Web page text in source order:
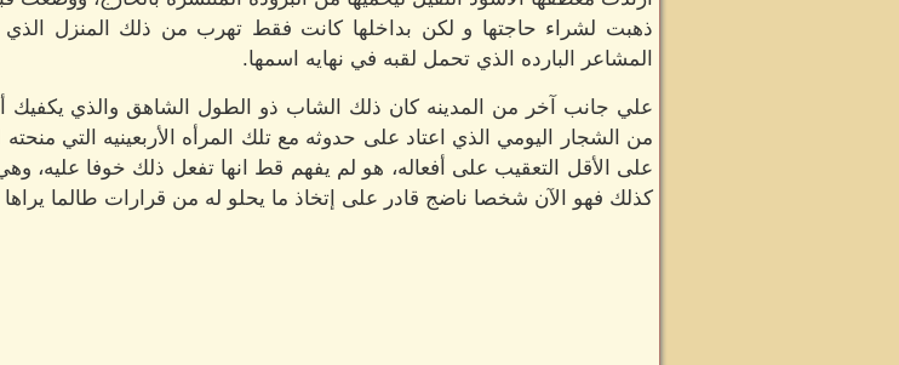
ذهبت لشراء حاجتها و لكن بداخلها كانت فقط تهرب من ذلك المنزل
المشاعر البارده الذي تحمل لقبه في نهايه اسمها.
علي جانب آخر من المدينه كان ذلك الشاب ذو الطول الشاهق والذي يكفيك أن
من الشجار اليومي الذي اعتاد على حدوثه مع تلك المرأه الأربعينيه التي
على الأقل التعقيب على أفعاله، هو لم يفهم قط انها تفعل ذلك خوفا عليه،
كذلك فهو الآن شخصا ناضج قادر على إتخاذ ما يحلو له من قرارات طالما يراها